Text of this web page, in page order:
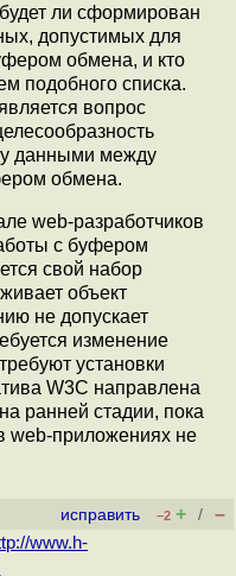
ли сформирован
допустимых для
обмена, и кто
подобного списка.
вопрос
данными между
обмена.
web-разработчиков
с буфером
свой набор
объект
не допускает
изменение
установки
W3C направлена
ранней стадии, пока
web-приложениях не
исправить –2 + / –
www.h-